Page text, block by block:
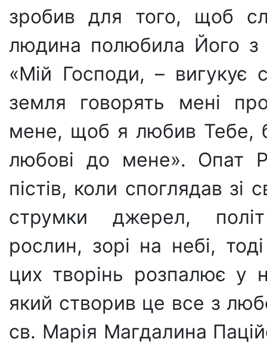
зробив для того, щоб
людина полюбила Його з
«Мій Госпо­ди, – вигукує
земля говорять мені
мене, щоб я любив Тебе,
любові до мене». Опат
пістів, коли споглядав зі
струмки джерел, політ
рослин, зорі на небі,
цих творінь розпалює у
який створив це все з
св. Марія Маг­далина